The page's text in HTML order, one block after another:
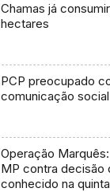
Chamas já
hectares
PCP preocupado
comunicação
Operação
MP contra decisão
conhecido na